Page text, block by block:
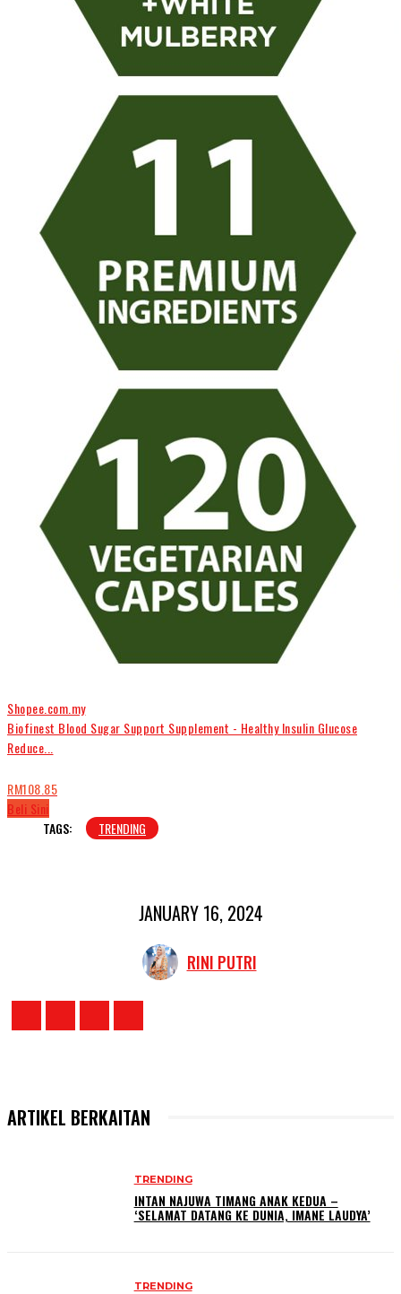
Shopee.com.my
Biofinest Blood Sugar Support Supplement - Healthy Insulin Glucose
Reduce...
RM108.85
Beli Sini
TAGS:
TRENDING
JANUARY 16, 2024
RINI PUTRI
ARTIKEL BERKAITAN
TRENDING
INTAN NAJUWA TIMANG ANAK KEDUA –
‘SELAMAT DATANG KE DUNIA, IMANE LAUDYA’
TRENDING